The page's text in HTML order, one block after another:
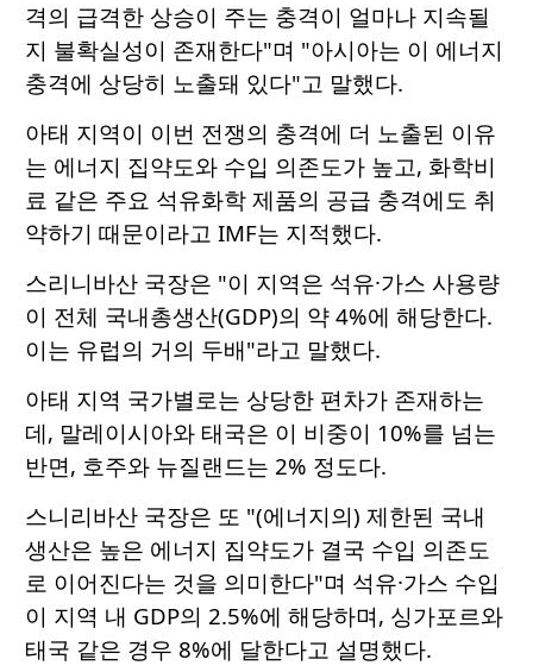
격의 급격한 상승이 주는 충격이 얼마나 지속될
지 불확실성이 존재한다"며 "아시아는 이 에너지
충격에 상당히 노출돼 있다"고 말했다.
아태 지역이 이번 전쟁의 충격에 더 노출된 이유
는 에너지 집약도와 수입 의존도가 높고, 화학비
료 같은 주요 석유화학 제품의 공급 충격에도 취
약하기 때문이라고 IMF는 지적했다.
스리니바산 국장은 "이 지역은 석유·가스 사용량
이 전체 국내총생산(GDP)의 약 4%에 해당한다.
이는 유럽의 거의 두배"라고 말했다.
아태 지역 국가별로는 상당한 편차가 존재하는
데, 말레이시아와 태국은 이 비중이 10%를 넘는
반면, 호주와 뉴질랜드는 2% 정도다.
스니리바산 국장은 또 "(에너지의) 제한된 국내
생산은 높은 에너지 집약도가 결국 수입 의존도
로 이어진다는 것을 의미한다"며 석유·가스 수입
이 지역 내 GDP의 2.5%에 해당하며, 싱가포르와
태국 같은 경우 8%에 달한다고 설명했다.